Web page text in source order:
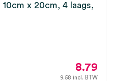
x 20cm, 4 laags,
8.79
9.58 incl. BTW